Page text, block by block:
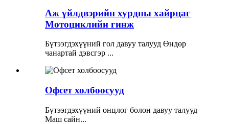
Аж үйлдвэрийн хурдны хайрцаг
Мотоциклийн гинж
Бүтээгдэхүүний гол давуу талууд Өндөр
чанартай дэвсгэр ...
Офсет холбоосууд
Бүтээгдэхүүний онцлог болон давуу талууд
Маш сайн...